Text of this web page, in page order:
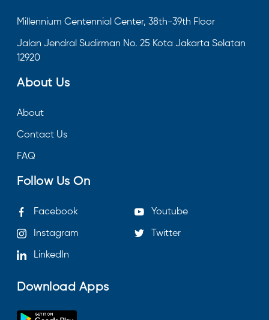
Millennium Centennial Center, 38th-39th Floor
Jalan Jendral Sudirman No. 25 Kota Jakarta Selatan
12920
About Us
About
Contact Us
FAQ
Follow Us On
Facebook Youtube
Instagram Twitter
LinkedIn
Download Apps